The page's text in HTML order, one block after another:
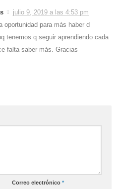
julio 9, 2019 a las 4:53 pm
oportunidad para más haber d
tenemos q seguir aprendiendo cada
falta saber más. Gracias
Correo electrónico *